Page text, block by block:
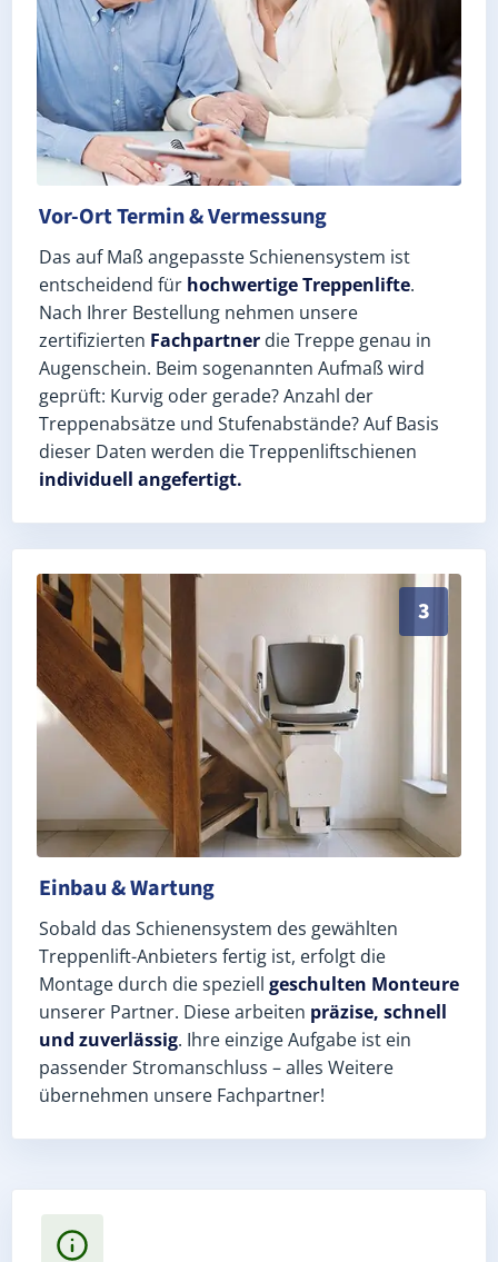
Vor-Ort Termin & Vermessung
Das auf Maß angepasste Schienensystem ist
entscheidend für hochwertige Treppenlifte.
Nach Ihrer Bestellung nehmen unsere
zertifizierten Fachpartner die Treppe genau in
Augenschein. Beim sogenannten Aufmaß wird
geprüft: Kurvig oder gerade? Anzahl der
Treppenabsätze und Stufenabstände? Auf Basis
dieser Daten werden die Treppenliftschienen
individuell angefertigt.
3
Schneller, sauberer Einbau durch zertifizierte
Einbau & Wartung
Sobald das Schienensystem des gewählten
Treppenlift-Anbieters fertig ist, erfolgt die
Montage durch die speziell geschulten Monteure
unserer Partner. Diese arbeiten präzise, schnell
und zuverlässig. Ihre einzige Aufgabe ist ein
passender Stromanschluss – alles Weitere
übernehmen unsere Fachpartner!